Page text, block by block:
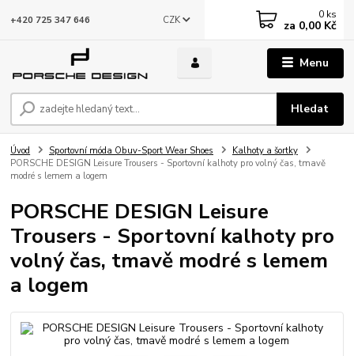
Menu
CZK
Hledat
+420 725 347 646 0 ks
za 0,00 Kč
Úvod Sportovní móda Obuv-Sport Wear Shoes
Kalhoty a šortky
PORSCHE DESIGN Leisure Trousers - Sportovní kalhoty pro volný čas, tmavě
modré s lemem a logem
PORSCHE DESIGN Leisure
Trousers - Sportovní kalhoty pro
volný čas, tmavě modré s lemem
a logem